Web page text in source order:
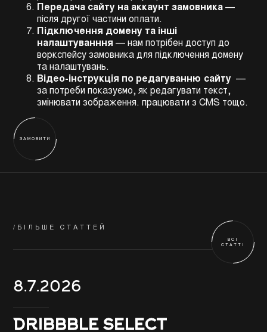
Передача сайту на аккаунт замовника—
після другої частини оплати.
Підключення домену та інші
налаштуванння — нам потрібен доступ до
воркспейсу замовника для підключення домену
та налаштувань.
Відео-інструкція по редагуванню сайту —
за потреби показуємо, як редагувати текст,
змінювати зображення. працювати з CMS тощо.
ЗАМОВИТИ
/БІЛЬШЕ СТАТТЕЙ
ВСІ
СТАТТІ
8.7.2026
DRIBBBLE SELECT